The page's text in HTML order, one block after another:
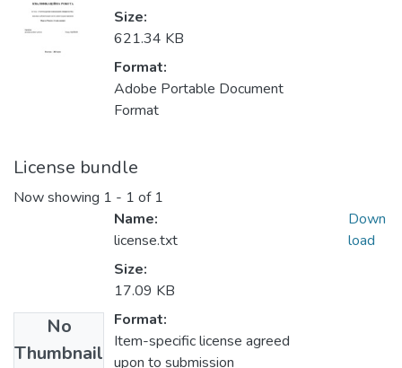
Size:
621.34 KB
Format:
Adobe Portable Document
Format
License bundle
Now showing 1 - 1 of 1
No
Thumbnail
Name:
license.txt
Size:
17.09 KB
Format:
Item-specific license agreed
upon to submission
Down
load